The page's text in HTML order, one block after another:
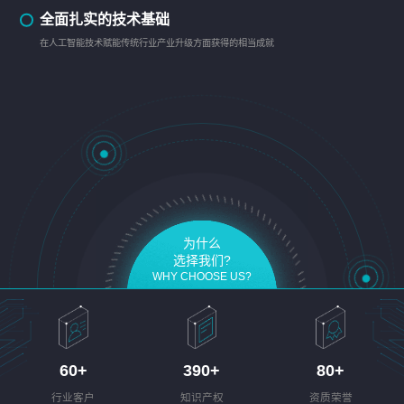
全面扎实的技术基础
在人工智能技术赋能传统行业产业升级方面获得的相当成就
为什么
选择我们?
WHY CHOOSE US?
60+
行业客户
390+
知识产权
80+
资质荣誉